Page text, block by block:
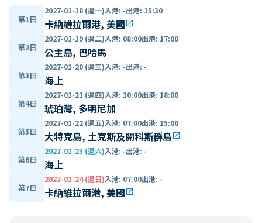
第1日
2027-01-18 (週一)入港: -出港: 15:30
卡納維拉爾港, 美國open_in_new
第2日
2027-01-19 (週二)入港: 08:00出港: 17:00
公主島, 巴哈馬
第3日
2027-01-20 (週三)入港: -出港: -
海上
第4日
2027-01-21 (週四)入港: 10:00出港: 18:00
琥珀灣, 多明尼加
第5日
2027-01-22 (週五)入港: 07:00出港: 15:00
大特克島, 土克斯及開科斯群島open_in_new
第6日
2027-01-23 (週六)入港: -出港: -
海上
第7日
2027-01-24 (週日)入港: 07:00出港: -
卡納維拉爾港, 美國open_in_new